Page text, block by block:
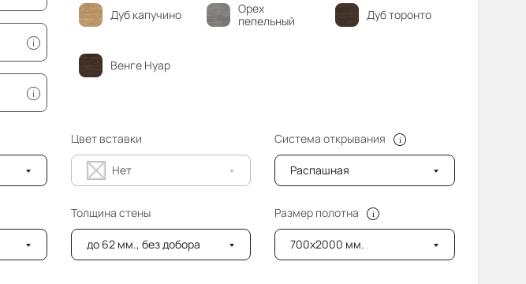
i
i
Дуб капучино
Орех
пепельный
Дуб торонто
Венге Нуар
Цвет вставки
Нет
Система открывания
Распашная
Толщина стены
до 62 мм., без добора
Размер полотна
700x2000 мм.